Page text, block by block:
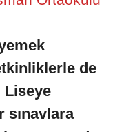
de
Liseye
sınavlara